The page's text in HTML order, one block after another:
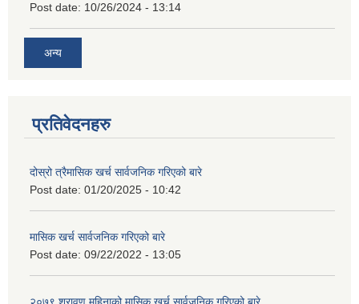
Post date: 10/26/2024 - 13:14
अन्य
प्रतिवेदनहरु
दोस्रो त्रैमासिक खर्च सार्वजनिक गरिएको बारे
Post date: 01/20/2025 - 10:42
मासिक खर्च सार्वजनिक गरिएको बारे
Post date: 09/22/2022 - 13:05